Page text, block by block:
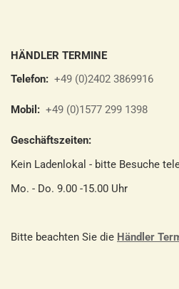
HÄNDLER TERMINE
Telefon: +49 (0)2402 3869916
Mobil: +49 (0)1577 299 1398
Geschäftszeiten:
Kein Ladenlokal - bitte Besuche
Mo. - Do. 9.00 -15.00 Uhr
Bitte beachten Sie die Händler